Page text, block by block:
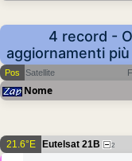
4 record -
aggiornamenti
Pos Satellite
Nome
21.6°E Eutelsat 21B 2